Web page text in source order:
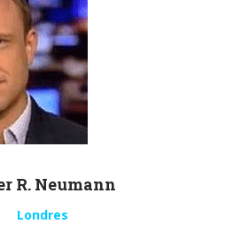
R. Neumann
Londres